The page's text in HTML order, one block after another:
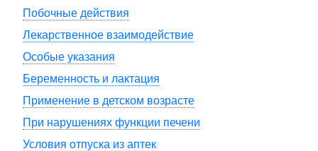
Побочные действия
Лекарственное взаимодействие
Особые указания
Беременность и лактация
Применение в детском возрасте
При нарушениях функции печени
Условия отпуска из аптек